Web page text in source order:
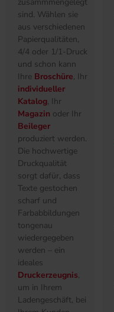
sind. Wählen sie
aus verschiedenen
Papierqualitäten,
4/4 oder 1/1-Druck
und schon kann
Ihre Broschüre, Ihr
individueller
Katalog, Ihr
Magazin oder Ihr
Beileger
produziert werden.
Die hochwertige
Druckqualität
sorgt dafür, dass
Texte gestochen
scharf und
Farbabbildungen
tongenau
wiedergegeben
werden – ein
ideales
Druckerzeugnis,
um in Ihrem
Ladengeschäft, bei